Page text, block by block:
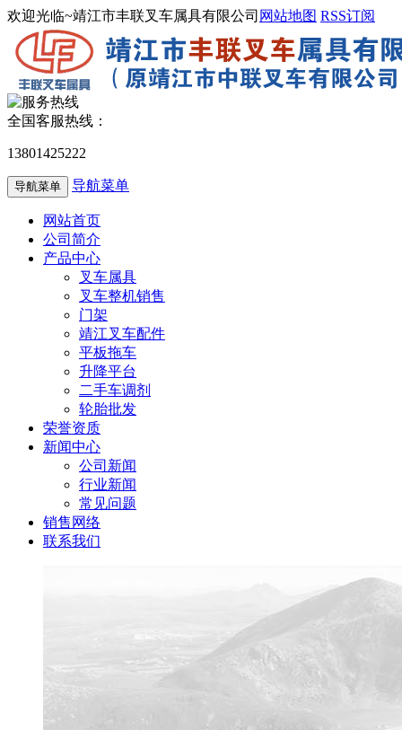
欢迎光临~靖江市丰联叉车属具有限公司 网站地图 RSS订阅
全国客服热线：
13801425222
导航菜单 导航菜单
网站首页
公司简介
产品中心
叉车属具
叉车整机销售
门架
靖江叉车配件
平板拖车
升降平台
二手车调剂
轮胎批发
荣誉资质
新闻中心
公司新闻
行业新闻
常见问题
销售网络
联系我们